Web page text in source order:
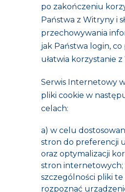
po zakończeniu
Państwa z Witryny i
przechowywania
jak Państwa login, co
ułatwia korzystanie
Serwis Internetowy
pliki cookie w
celach:
a) w celu
stron do preferencji
oraz optymalizacji
stron internetowych;
szczególności pliki te
rozpoznać